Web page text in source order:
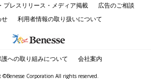
プレスリリース・メディア掲載
広告のご相談
せ
利用者情報の取り扱いについて
への取り組みについて 会社案内
©Benesse Corporation All rights reserved.